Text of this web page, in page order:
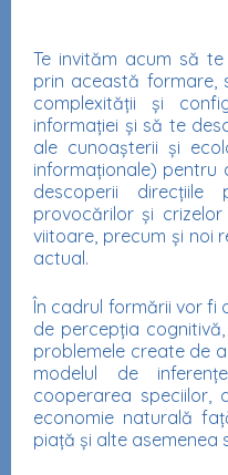
Te invităm acum să
prin această formare,
complexității și
informației și să te
ale cunoașterii și
informaționale) pentru
descoperii direcțiile
provocărilor și
viitoare, precum și noi
actual.
În cadrul formării vor fi
de percepția
problemele create de
modelul de
cooperarea speciilor,
economie naturală
piață și alte asemenea